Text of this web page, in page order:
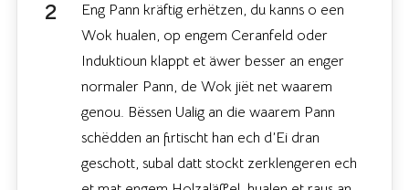
Eng Pann kräftig erhëtzen, du kanns o een
Wok hualen, op engem Ceranfeld oder
Induktioun klappt et äwer besser an enger
normaler Pann, de Wok jiët net waarem
genou. Bëssen Ualig an die waarem Pann
schëdden an firtischt han ech d’Ei dran
geschott, subal datt stockt zerklengeren ech